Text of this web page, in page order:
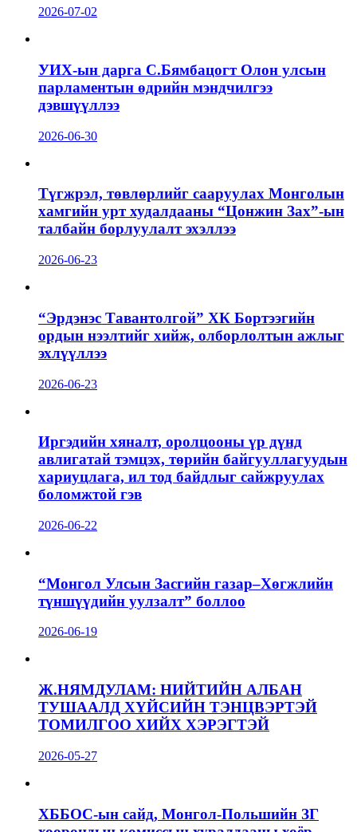
2026-07-02
УИХ-ын дарга С.Бямбацогт Олон улсын
парламентын өдрийн мэндчилгээ
дэвшүүллээ
2026-06-30
Түгжрэл, төвлөрлийг сааруулах Монголын
хамгийн урт худалдааны “Цонжин Зах”-ын
талбайн борлуулалт эхэллээ
2026-06-23
“Эрдэнэс Тавантолгой” ХК Бортээгийн
ордын нээлтийг хийж, олборлолтын ажлыг
эхлүүллээ
2026-06-23
Иргэдийн хяналт, оролцооны үр дүнд
авлигатай тэмцэх, төрийн байгууллагуудын
хариуцлага, ил тод байдлыг сайжруулах
боломжтой гэв
2026-06-22
“Монгол Улсын Засгийн газар–Хөгжлийн
түншүүдийн уулзалт” боллоо
2026-06-19
Ж.НЯМДУЛАМ: НИЙТИЙН АЛБАН
ТУШААЛД ХҮЙСИЙН ТЭНЦВЭРТЭЙ
ТОМИЛГОО ХИЙХ ХЭРЭГТЭЙ
2026-05-27
ХББОС-ын сайд, Монгол-Польшийн ЗГ